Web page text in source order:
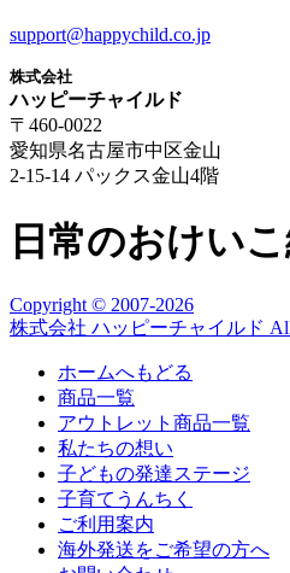
support@happychild.co.jp
株式会社
ハッピーチャイルド
〒460-0022
愛知県名古屋市中区金山
2-15-14 パックス金山4階
日常のおけい
Copyright © 2007-2026
株式会社 ハッピーチャイルド All
ホームへもどる
商品一覧
アウトレット商品一覧
私たちの想い
子どもの発達ステージ
子育てうんちく
ご利用案内
海外発送をご希望の方へ